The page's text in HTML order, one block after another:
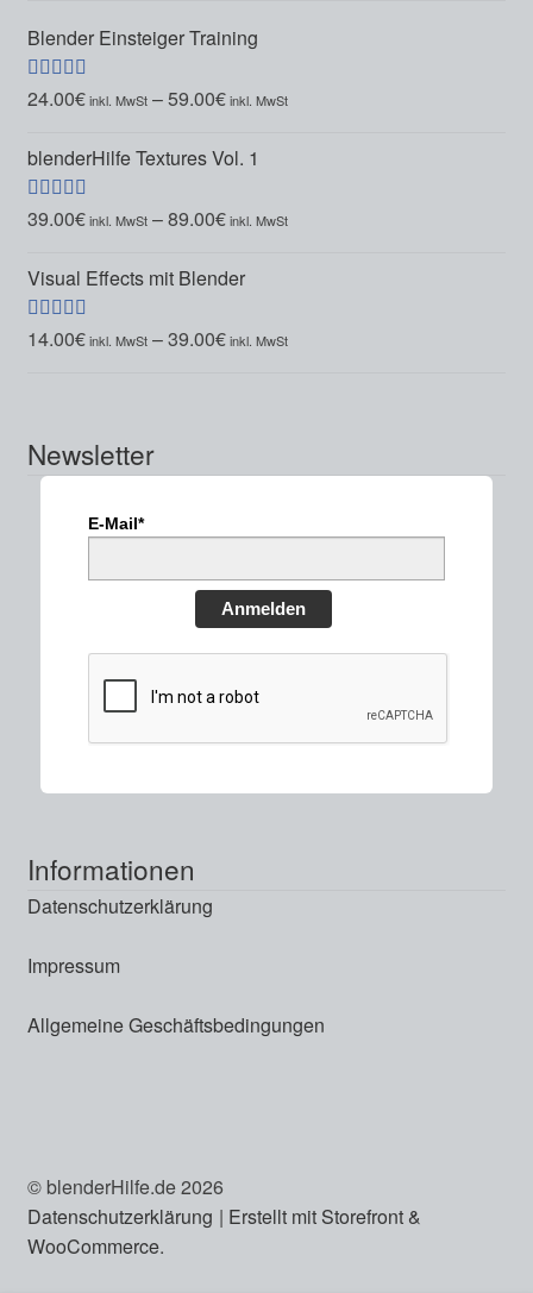
Blender Einsteiger Training
Bewertet mit
24.00€ –59.00€
blenderHilfe Textures Vol. 1
Bewertet mit
39.00€ –89.00€
Visual Effects mit Blender
Bewertet mit
14.00€ –39.00€
Newsletter
E-Mail*
Anmelden
Informationen
Datenschutzerklärung
Impressum
Allgemeine Geschäftsbedingungen
© blenderHilfe.de 2026
Datenschutzerklärung
Erstellt mit Storefront &
WooCommerce.